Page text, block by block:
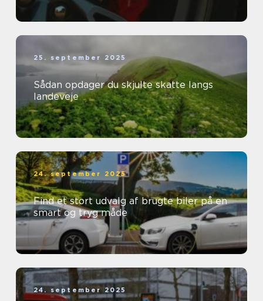
25. september 2025
Sådan opdager du skjulte skatte langs
landeveje
24. september 2025
Find et stort udvalg af brugte biler på en
smart og tryg måde
24. september 2025